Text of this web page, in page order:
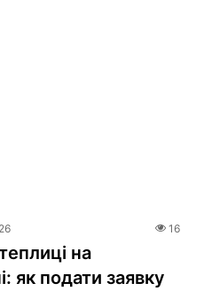
16
на
як подати заявку